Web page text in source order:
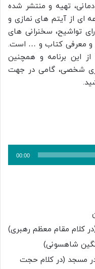
تهیه و منتشر شده
ای از آیتم های نمازی و
تواشیح، سخنرانی های
و معرفی کتاب و … است.
این برنامه و همچنین
وری شخصی، گامی در جهت
00:00
کلام مقام معظم رهبری)
شاهسونی)
مسجد (در کلام حجت